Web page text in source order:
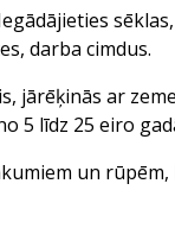
darba cimdus.
jārēķinās ar
5 līdz 25 eiro
un